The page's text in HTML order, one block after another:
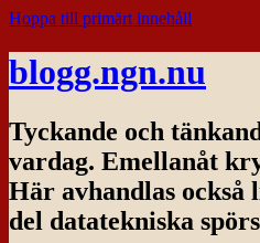
Hoppa till primärt innehåll
blogg.ngn.nu
Tyckande och
vardag. Emellanåt
Här avhandlas också
del datatekniska